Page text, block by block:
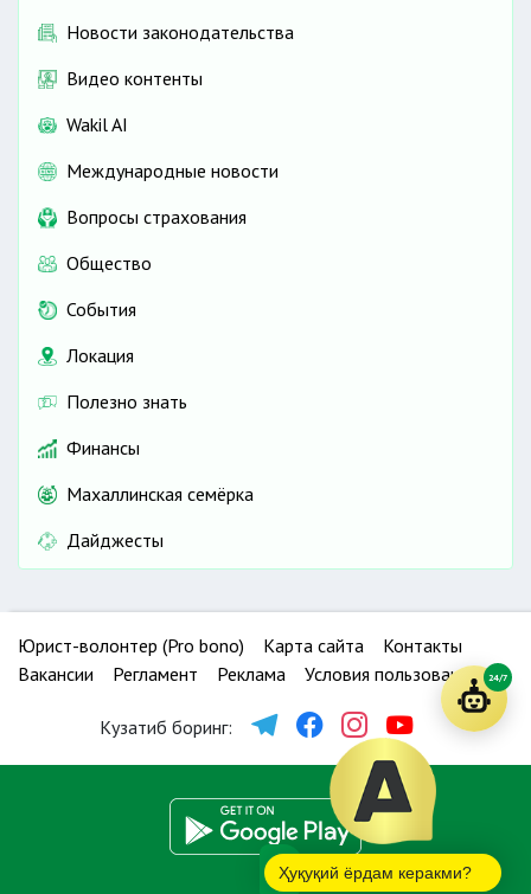
Новости законодательства
Видео контенты
Wakil AI
Международные новости
Вопросы страхования
Общество
События
Локация
Полезно знать
Финансы
Махаллинская семёрка
Дайджесты
Юрист-волонтер (Pro bono) Карта сайта
Контакты
Вакансии
Регламент Реклама Условия пользования
Кузатиб боринг:
Ҳуқуқий ёрдам керакми?
24/7